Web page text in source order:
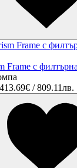
Frame с
413.69€ / 809.11лв.